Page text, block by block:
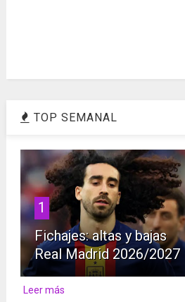
TOP SEMANAL
1
Fichajes: altas y bajas
Real Madrid 2026/2027
Leer más